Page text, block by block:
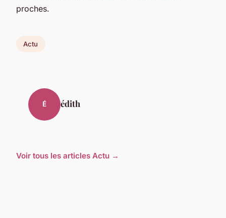
proches.
Actu
É édith
Voir tous les articles Actu →